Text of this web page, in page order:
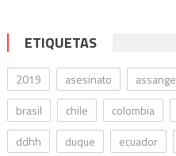
ETIQUETAS
2019 asesinato assange
brasil
chile colombia
ddhh
duque ecuador